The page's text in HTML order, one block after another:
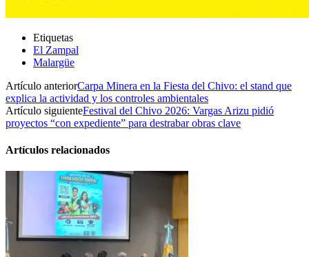
Etiquetas
El Zampal
Malargüe
Artículo anteriorCarpa Minera en la Fiesta del Chivo: el stand que
explica la actividad y los controles ambientales
Artículo siguienteFestival del Chivo 2026: Vargas Arizu pidió
proyectos “con expediente” para destrabar obras clave
Artículos relacionados